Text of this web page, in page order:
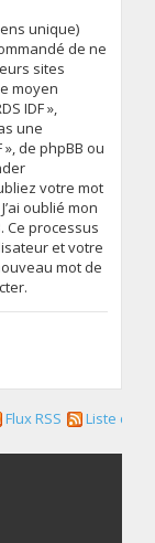
unique)
de ne
sites
moyen
IDF »,
une
», de phpBB ou
votre mot
oublié mon
Ce processus
et votre
mot de
Flux RSS Liste des